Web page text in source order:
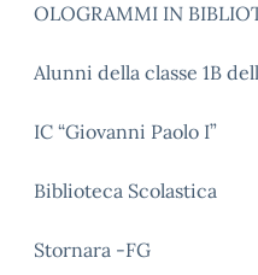
OLOGRAMMI IN
Alunni della classe 1B
IC “Giovanni Paolo I”
Biblioteca Scolastica
Stornara -FG